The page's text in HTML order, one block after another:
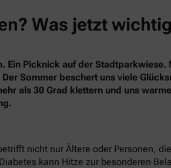
Was jetzt
Picknick auf der
Sommer beschert uns viele
als 30 Grad klettern und uns
nicht nur Ältere oder Personen,
kann Hitze zur besonderen